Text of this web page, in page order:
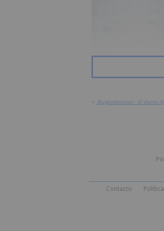
> BurgosNoticias - El diario
Contacto